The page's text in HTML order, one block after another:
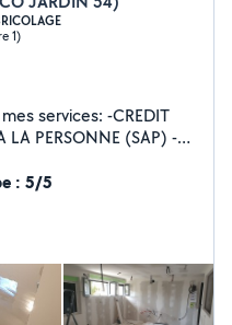
1)
services: -CREDIT
LA PERSONNE (SAP) -
-Ramassage des
-Taille de haies,
-Nettoyage de
Bricolage, Peinture,
de vos
: 5/5